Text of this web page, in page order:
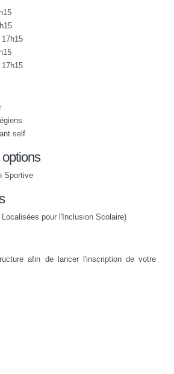
self
Sportive
pour l'Inclusion Scolaire)
afin de lancer l'inscription de votre